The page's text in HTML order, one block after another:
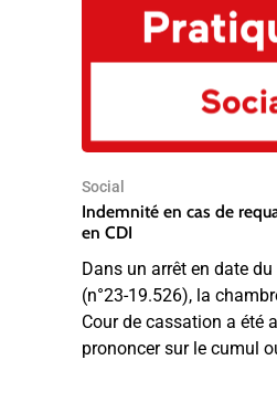
Social
Indemnité en cas de
en CDI
Dans un arrêt en date
(n°23-19.526), la
Cour de cassation a été
prononcer sur le cumul